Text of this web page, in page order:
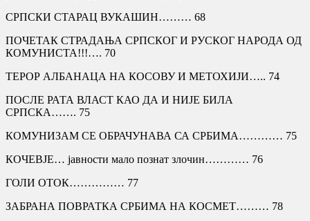
СРПСКИ СТАРАЦ ВУКАШИН……… 68
ПОЧЕТАК СТРАДАЊА СРПСКОГ И РУСКОГ НАРОДА ОД
КОМУНИСТА!!!…. 70
ТЕРОР АЛБАНАЦА НА КОСОВУ И МЕТОХИЈИ….. 74
ПОСЛЕ РАТА ВЛАСТ КАО ДА И НИЈЕ БИЛА
СРПСКА……. 75
КОМУНИЗАМ СЕ ОБРАЧУНАВА СА СРБИМА………… 75
КОЧЕВЈЕ… јавности мало познат злочин………… 76
ГОЛИ ОТОК…………… 77
ЗАБРАНА ПОВРАТКА СРБИМА НА КОСМЕТ……… 78